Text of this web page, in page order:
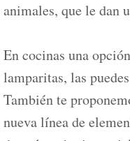
animales, que le dan
En cocinas una
lamparitas, las
También te
nueva línea de